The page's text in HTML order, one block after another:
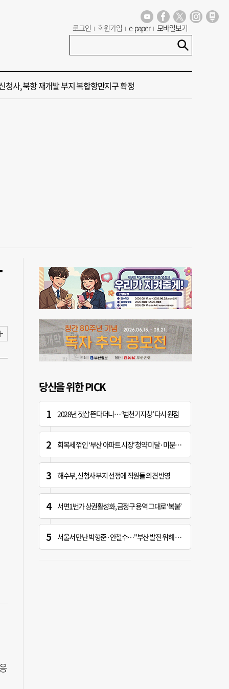
로그인 회원가입 e-paper 모바일보기
추기는 제13호 태풍 '돌핀' 이동경로 유동적…북쪽으로 꺾일까
이드' 자처한 한동훈…'구포데이'로 북구 알리기 총력
당신을 위한 PICK
2028년 첫삽 뜬다더니… ‘범천기지창’ 다시 원점
회복세 꺾인 ‘부산 아파트 시장’ 청약 미달·미분양 심화
해수부, 신청사 부지 선정에 직원들 의견 반영
서면1번가 상권활성화, 금정구 용역 그대로 ‘복붙’
서울서 만난 박형준·안철수…"부산 발전 위해 힘 보태기로"